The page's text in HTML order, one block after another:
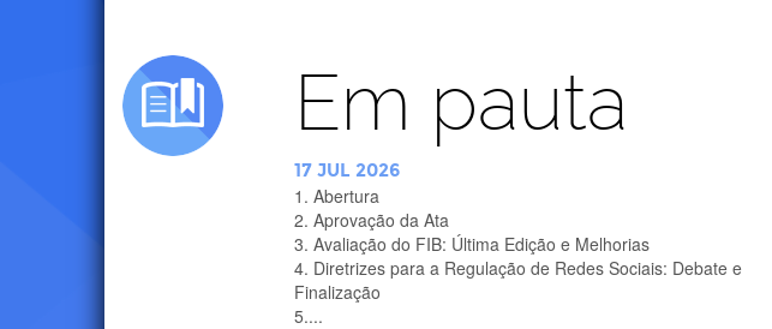
Saiba
o
Em pauta
7ª
Plenária:
17/07/2026
17 JUL 2026
1. Abertura
2. Aprovação da Ata
3. Avaliação do FIB: Última Edição e Melhorias
4. Diretrizes para a Regulação de Redes Sociais: Debate e
Finalização
5....